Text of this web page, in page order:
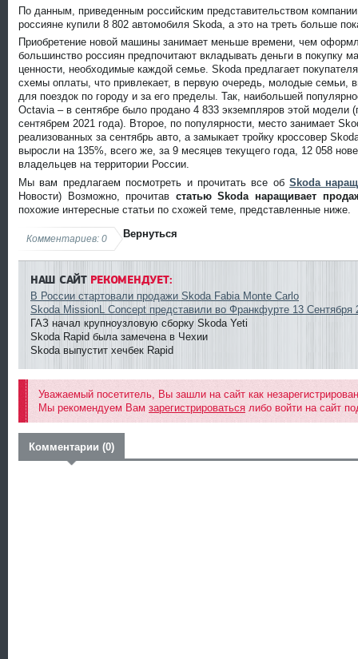
По данным, приведенным российским представительством
россияне купили 8 802 автомобиля Skoda, а это на треть больше
Приобретение новой машины занимает меньше времени, чем
большинство россиян предпочитают вкладывать деньги в покупку
ценности, необходимые каждой семье. Skoda предлагает
схемы оплаты, что привлекает, в первую очередь, молодые семьи,
для поездок по городу и за его пределы. Так, наибольшей
Octavia – в сентябре было продано 4 833 экземпляров этой модели
сентябрем 2021 года). Второе, по популярности, место занимает
реализованных за сентябрь авто, а замыкает тройку кроссовер
выросли на 135%, всего же, за 9 месяцев текущего года, 12 058
владельцев на территории России.
Мы вам предлагаем посмотреть и прочитать все обSkoda
Новости) Возможно, прочитав статью Skoda наращивает
похожие интересные статьи по схожей теме, представленные ниже.
Вернуться
Комментариев: 0
НАШ САЙТРЕКОМЕНДУЕТ:
В России стартовали продажи Skoda Fabia Monte Carlo
Skoda MissionL Concept представили во Франкфурте 13 Сентября
ГАЗ начал крупноузловую сборку Skoda Yeti
Skoda Rapid была замечена в Чехии
Skoda выпустит хечбек Rapid
Уважаемый посетитель, Вы зашли на сайт как
Мы рекомендуем Вам зарегистрироваться либо войти на сайт
Комментарии (0)